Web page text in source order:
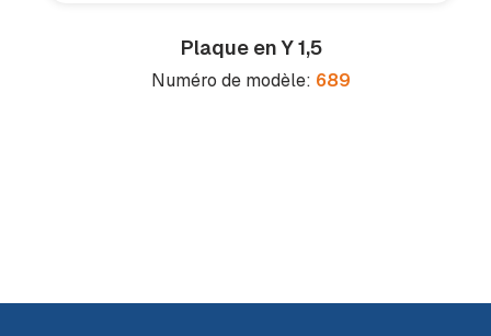
Plaque en Y 1,5
Numéro de modèle: 689